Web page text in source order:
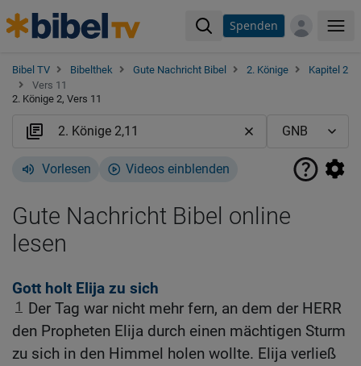
Spenden
Bibel TV Bibelthek Gute Nachricht Bibel 2. Könige
Kapitel 2
Vers 11
2. Könige 2, Vers 11
Vorlesen Videos einblenden
Gute Nachricht Bibel online
lesen
Gott holt Elija zu sich
1
Der Tag war nicht mehr fern, an dem der HERR
den Propheten Elija durch einen mächtigen Sturm
zu sich in den Himmel holen wollte. Elija verließ